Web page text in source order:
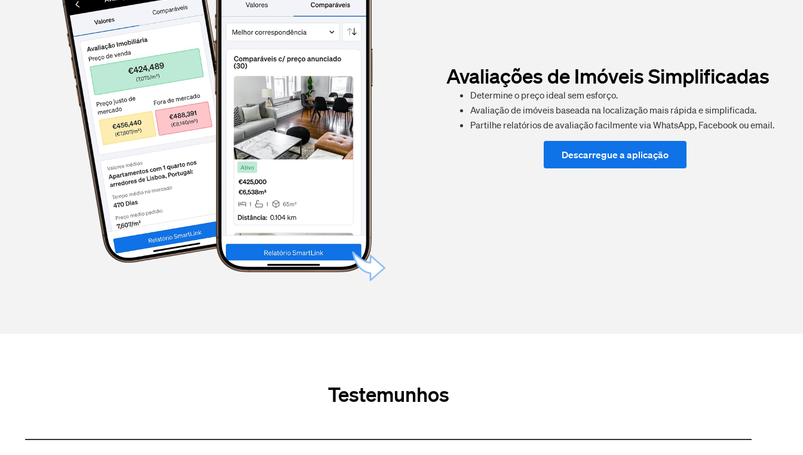
Avaliações de Imóveis Simplificadas
Determine o preço ideal sem esforço.
Avaliação de imóveis baseada na localização mais rápida e simplificada.
Partilhe relatórios de avaliação facilmente via WhatsApp, Facebook ou email.
Descarregue a aplicação
Testemunhos